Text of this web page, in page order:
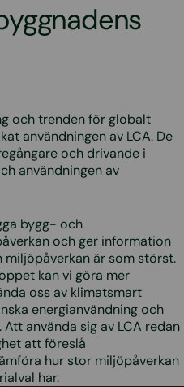
och trenden för globalt
användningen av LCA. De
och drivande i
användningen av
bygg- och
och ger information
miljöpåverkan är som störst.
kan vi göra mer
oss av klimatsmart
energianvändning och
använda sig av LCA redan
att föreslå
hur stor miljöpåverkan
har.